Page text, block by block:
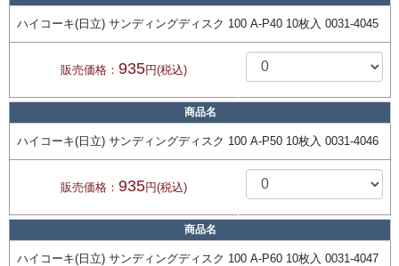
ハイコーキ(日立) サンディングディスク 100 A-P40 10枚入 0031-4045
販売価格： 935円(税込)
商品名
ハイコーキ(日立) サンディングディスク 100 A-P50 10枚入 0031-4046
販売価格： 935円(税込)
商品名
ハイコーキ(日立) サンディングディスク 100 A-P60 10枚入 0031-4047